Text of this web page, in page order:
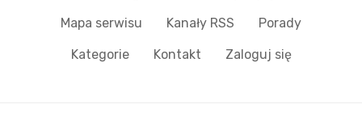
Mapa serwisu Kanały RSS Porady
Kategorie Kontakt Zaloguj się